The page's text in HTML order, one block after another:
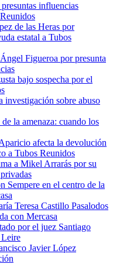
influencias
de las Heras por
estatal a Tubos
Figueroa por presunta
bajo sospecha por el
sobre abuso
la amenaza: cuando los
afecta la devolución
a Tubos Reunidos
a Mikel Arrarás por su
Sempere en el centro de la
Teresa Castillo Pasalodos
con Mercasa
por el juez Santiago
Leire
Javier López